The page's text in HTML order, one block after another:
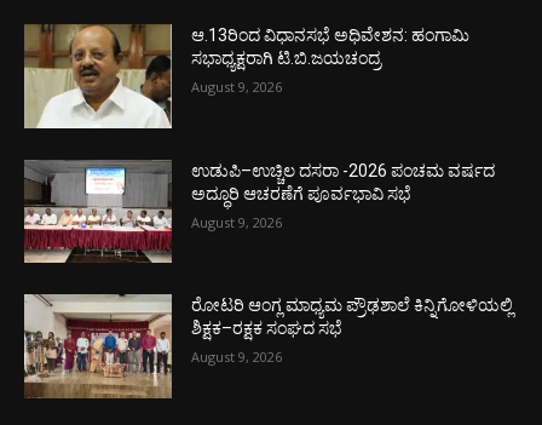
ಆ.13ರಿಂದ ವಿಧಾನಸಭೆ ಅಧಿವೇಶನ: ಹಂಗಾಮಿ
ಸಭಾಧ್ಯಕ್ಷರಾಗಿ ಟಿ.ಬಿ.ಜಯಚಂದ್ರ
August 9, 2026
ಉಡುಪಿ–ಉಚ್ಚಿಲ ದಸರಾ -2026 ಪಂಚಮ ವರ್ಷದ
ಅದ್ಧೂರಿ ಆಚರಣೆಗೆ ಪೂರ್ವಭಾವಿ ಸಭೆ
August 9, 2026
ರೋಟರಿ ಆಂಗ್ಲ ಮಾಧ್ಯಮ ಪ್ರೌಢಶಾಲೆ ಕಿನ್ನಿಗೋಳಿಯಲ್ಲಿ
ಶಿಕ್ಷಕ–ರಕ್ಷಕ ಸಂಘದ ಸಭೆ
August 9, 2026